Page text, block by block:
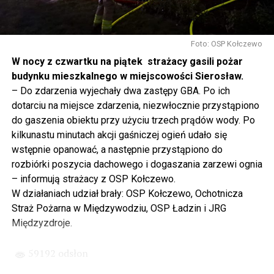
Gdyby nie determinacja rządu Prawa i Sprawiedliwości,
to tunel pod Świną do dzisiaj byłby w sferze
projektowania i dyskusji. Ważny tutaj był wkład
samorządu, ale to rząd PiS podjął w tej sprawie
najważniejsze decyzje. Powstał dzięki ogromnej
determinacji rządu najpierw Pani Premier Beaty Szydło,
a następnie Pana Premiera Mateusza Morawieckiego.
Chciałbym podziękować Panu Premierowi za to jak
osobiście pilnował powstania tej inwestycji. Cieszymy
się, że turyści również korzystają z tunelu, cieszymy się,
że wśród tych 4 milionów samochodów, które
przejechały już otwartym tunelem w Świnoujściu,
przyjechało tutaj do nas tak wielu turystów z zagranicy
– powiedział Wiceprezes PiS Joachim Brudziński w
Foto: OSP Kołczewo
W nocy z czwartku na piątek strażacy gasili pożar
budynku mieszkalnego w miejscowości Sierosław.
– Do zdarzenia wyjechały dwa zastępy GBA. Po ich
dotarciu na miejsce zdarzenia, niezwłocznie przystąpiono
do gaszenia obiektu przy użyciu trzech prądów wody. Po
kilkunastu minutach akcji gaśniczej ogień udało się
wstępnie opanować, a następnie przystąpiono do
rozbiórki poszycia dachowego i dogaszania zarzewi ognia
– informują strażacy z OSP Kołczewo.
W działaniach udział brały: OSP Kołczewo, Ochotnicza
Straż Pożarna w Międzywodziu, OSP Ładzin i JRG
Międzyzdroje.